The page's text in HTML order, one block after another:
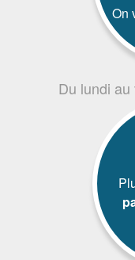
On
Du lundi